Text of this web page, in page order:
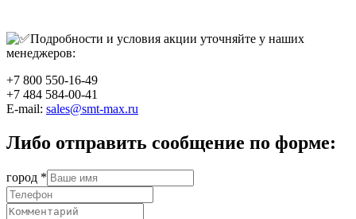
Подробности и условия акции уточняйте у наших
менеджеров:
+7 800 550-16-49
+7 484 584-00-41
E-mail: sales@smt-max.ru
Либо отправить сообщение по форме:
город *